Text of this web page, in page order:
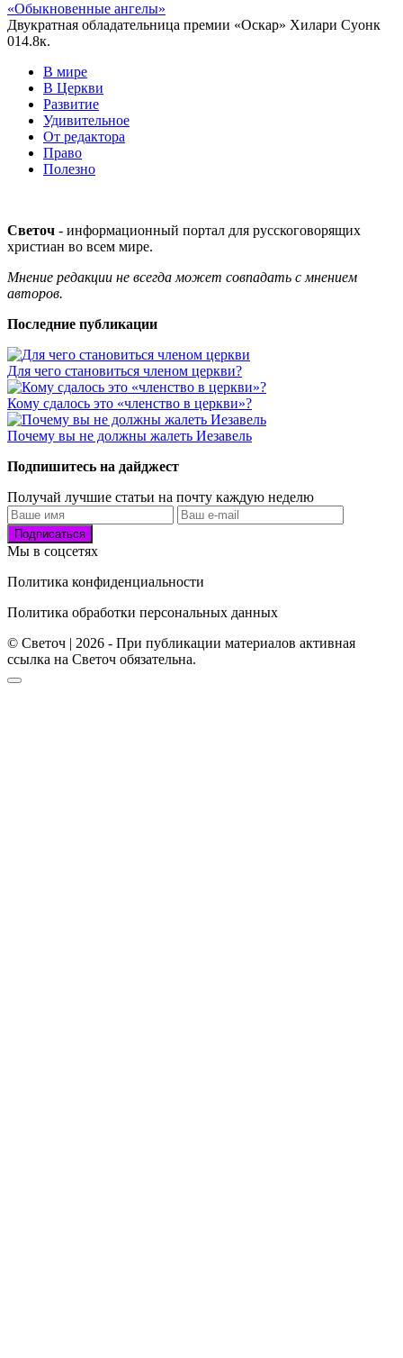
«Обыкновенные ангелы»
Двукратная обладательница премии «Оскар» Хилари Суонк
014.8к.
В мире
В Церкви
Развитие
Удивительное
От редактора
Право
Полезно
Светоч - информационный портал для русскоговорящих
христиан во всем мире.
Мнение редакции не всегда может совпадать с мнением
авторов.
Последние публикации
Для чего становиться членом церкви?
Кому сдалось это «членство в церкви»?
Почему вы не должны жалеть Иезавель
Подпишитесь на дайджест
Получай лучшие статьи на почту каждую неделю
Подписаться
Мы в соцсетях
Политика конфиденциальности
Политика обработки персональных данных
© Светоч | 2026 - При публикации материалов активная
ссылка на Светоч обязательна.